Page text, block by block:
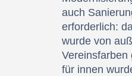
auch
erforderlich:
wurde von
Vereinsfarben
für innen